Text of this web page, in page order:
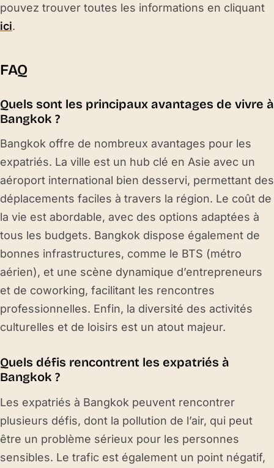
pouvez trouver toutes les informations en cliquant
ici.
FAQ
Quels sont les principaux avantages de vivre à
Bangkok ?
Bangkok offre de nombreux avantages pour les
expatriés. La ville est un hub clé en Asie avec un
aéroport international bien desservi, permettant des
déplacements faciles à travers la région. Le coût de
la vie est abordable, avec des options adaptées à
tous les budgets. Bangkok dispose également de
bonnes infrastructures, comme le BTS (métro
aérien), et une scène dynamique d’entrepreneurs
et de coworking, facilitant les rencontres
professionnelles. Enfin, la diversité des activités
culturelles et de loisirs est un atout majeur.
Quels défis rencontrent les expatriés à
Bangkok ?
Les expatriés à Bangkok peuvent rencontrer
plusieurs défis, dont la pollution de l’air, qui peut
être un problème sérieux pour les personnes
sensibles. Le trafic est également un point négatif,